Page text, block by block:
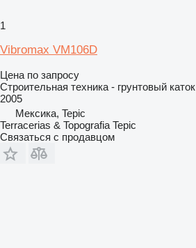
1
Vibromax VM106D
Цена по запросу
Строительная техника - грунтовый каток
2005
Мексика, Tepic
Terracerias & Topografia Tepic
Связаться с продавцом